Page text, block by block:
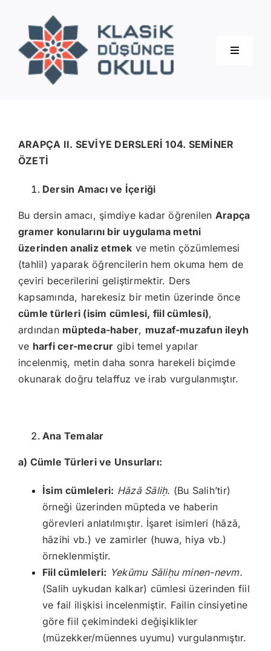
content
Toggle
Eğitimler
İletişim
ARAPÇA II. SEVİYE DERSLERİ 104. SEMİNER
ÖZETİ
Dersin Amacı ve İçeriği
Bu dersin amacı, şimdiye kadar öğrenilen Arapça
gramer konularını bir uygulama metni
üzerinden analiz etmek ve metin çözümlemesi
(tahlil) yaparak öğrencilerin hem okuma hem de
çeviri becerilerini geliştirmektir. Ders
kapsamında, harekesiz bir metin üzerinde önce
cümle türleri (isim cümlesi, fiil cümlesi),
ardından müpteda-haber, muzaf-muzafun ileyh
ve harfi cer-mecrur gibi temel yapılar
incelenmiş, metin daha sonra harekeli biçimde
okunarak doğru telaffuz ve irab vurgulanmıştır.
Ana Temalar
a) Cümle Türleri ve Unsurları:
İsim cümleleri: Hāzā Sāliḥ. (Bu Salih’tir)
örneği üzerinden müpteda ve haberin
görevleri anlatılmıştır. İşaret isimleri (hāzā,
hāzihi vb.) ve zamirler (huwa, hiya vb.)
örneklenmiştir.
Fiil cümleleri: Yekūmu Sāliḥu minen-nevm.
(Salih uykudan kalkar) cümlesi üzerinden fiil
ve fail ilişkisi incelenmiştir. Failin cinsiyetine
göre fiil çekimindeki değişiklikler
(müzekker/müennes uyumu) vurgulanmıştır.